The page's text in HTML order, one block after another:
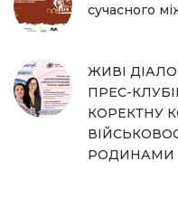
сучасного
ЖИВІ
ПРЕС-
КОРЕКТНУ
РОДИНАМИ